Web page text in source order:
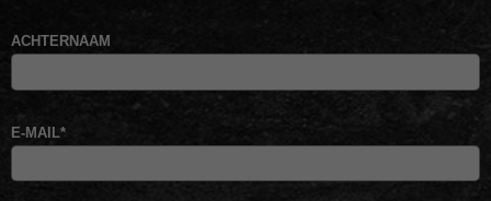
ACHTERNAAM
E-MAIL*